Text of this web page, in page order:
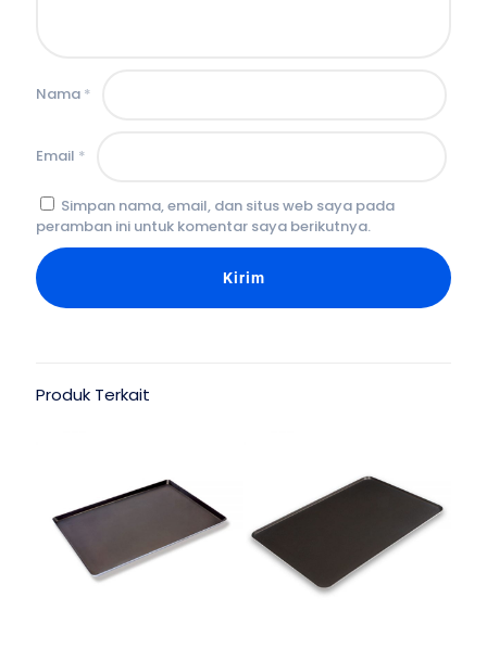
Nama *
Email *
Simpan nama, email, dan situs web saya pada
peramban ini untuk komentar saya berikutnya.
Produk Terkait